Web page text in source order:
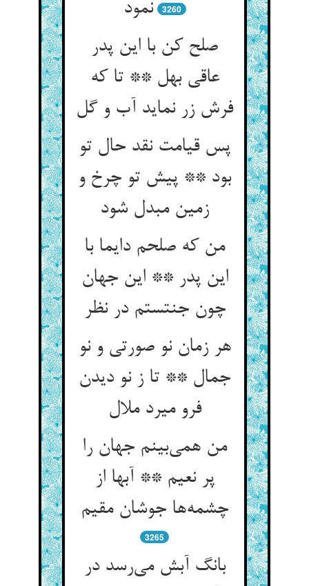
نمود
3260
صلح کن با این پدر
عاقی بهل ** تا که
فرش زر نماید آب و گل
پس قیامت نقد حال تو
بود ** پیش تو چرخ و
زمین مبدل شود
من که صلحم دایما با
این پدر ** این جهان
چون جنتستم در نظر
هر زمان نو صورتی و نو
جمال ** تا ز نو دیدن
فرو میرد ملال
من همی‌بینم جهان را
پر نعیم ** آبها از
چشمه‌ها جوشان مقیم
3265
بانگ آبش می‌رسد در